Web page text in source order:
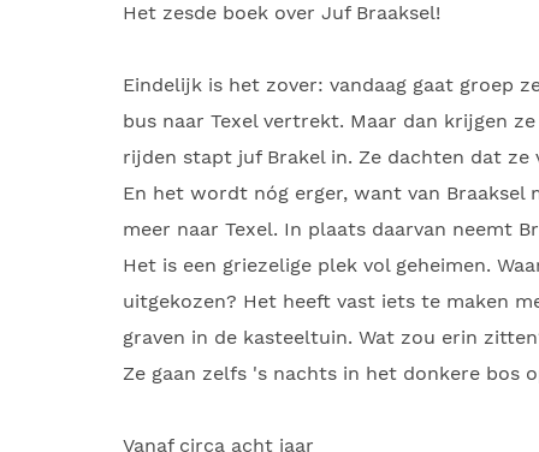
Het zesde boek over Juf Braaksel!
Eindelijk is het zover: vandaag gaat groep
bus naar Texel vertrekt. Maar dan krijgen
rijden stapt juf Brakel in. Ze dachten dat ze
En het wordt nóg erger, want van Braaksel
meer naar Texel. In plaats daarvan neemt
Het is een griezelige plek vol geheimen.
uitgekozen? Het heeft vast iets te maken
graven in de kasteeltuin. Wat zou erin
Ze gaan zelfs 's nachts in het donkere bos
Vanaf circa acht jaar